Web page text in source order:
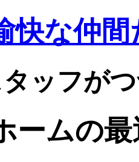
快な仲間
タッフが
ームの